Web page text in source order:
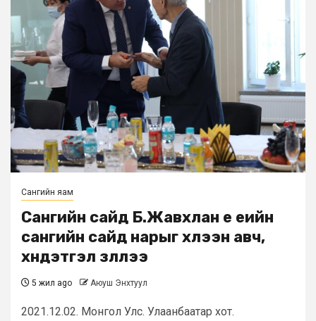
Сангийн яам
Сангийн сайд Б.Жавхлан үе үеийн
сангийн сайд нарыг хүлээн авч,
хүндэтгэл үзүүллээ
5 жил ago Аюуш Энхтуул
2021.12.02. Монгол Улс. Улаанбаатар хот.